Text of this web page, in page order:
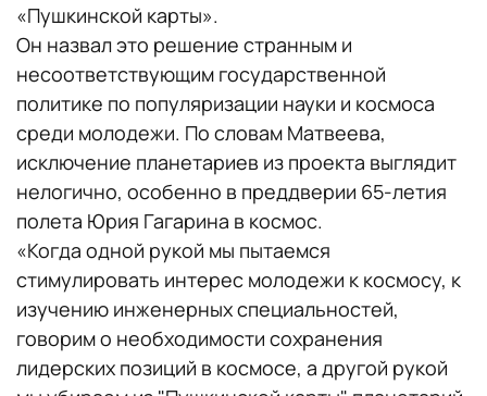
«Пушкинской карты».
Он назвал это решение странным и
несоответствующим государственной
политике по популяризации науки и космоса
среди молодежи. По словам Матвеева,
исключение планетариев из проекта выглядит
нелогично, особенно в преддверии 65-летия
полета Юрия Гагарина в космос.
«Когда одной рукой мы пытаемся
стимулировать интерес молодежи к космосу, к
изучению инженерных специальностей,
говорим о необходимости сохранения
лидерских позиций в космосе, а другой рукой